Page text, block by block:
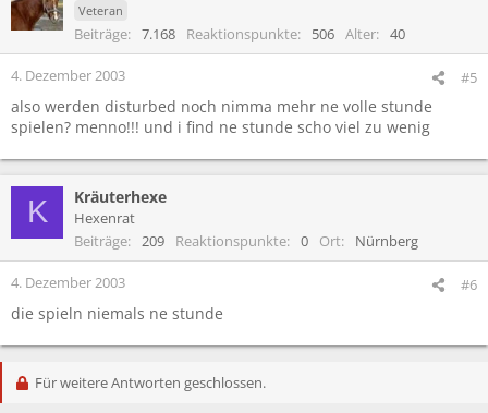
Veteran
Beiträge 7.168 Reaktionspunkte 506 Alter 40
4. Dezember 2003 #5
also werden disturbed noch nimma mehr ne volle stunde
spielen? menno!!! und i find ne stunde scho viel zu wenig
K Kräuterhexe
Hexenrat
Beiträge
209 Reaktionspunkte 0 Ort Nürnberg
4. Dezember 2003 #6
die spieln niemals ne stunde
Für weitere Antworten geschlossen.